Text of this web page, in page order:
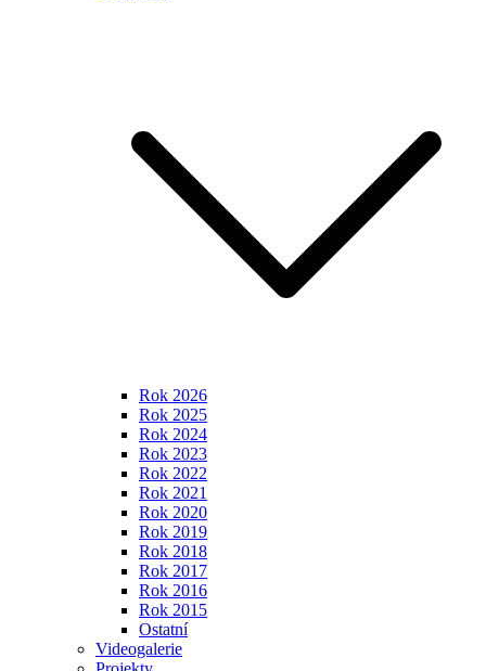
Rok 2026
Rok 2025
Rok 2024
Rok 2023
Rok 2022
Rok 2021
Rok 2020
Rok 2019
Rok 2018
Rok 2017
Rok 2016
Rok 2015
Ostatní
Videogalerie